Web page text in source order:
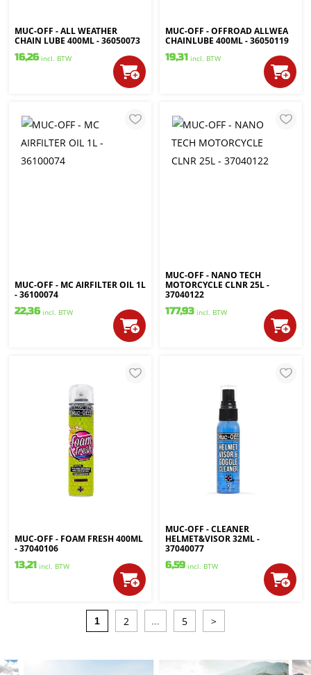
MUC-OFF - ALL WEATHER
CHAIN LUBE 400ML - 36050073
16,26 incl. BTW
MUC-OFF - OFFROAD ALLWEA
CHAINLUBE 400ML - 36050119
19,31 incl. BTW
MUC-OFF - MC AIRFILTER OIL 1L
- 36100074
22,36 incl. BTW
MUC-OFF - NANO TECH
MOTORCYCLE CLNR 25L -
37040122
177,93 incl. BTW
MUC-OFF - FOAM FRESH 400ML
- 37040106
13,21 incl. BTW
MUC-OFF - CLEANER
HELMET&VISOR 32ML -
37040077
6,59 incl. BTW
1 2 5 >